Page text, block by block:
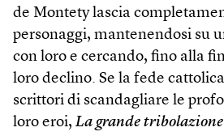
de Montety lascia
personaggi, mantenendosi su
con loro e cercando, fino alla
loro declino. Se la fede
scrittori di scandagliare le
loro eroi, La grande tribolazione